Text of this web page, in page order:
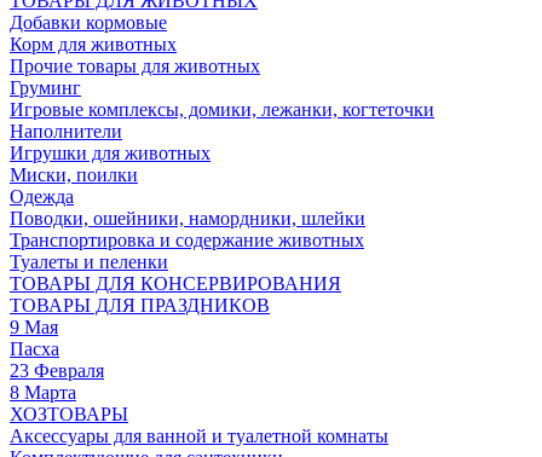
Добавки кормовые
Корм для животных
Прочие товары для животных
Груминг
Игровые комплексы, домики, лежанки, когтеточки
Наполнители
Игрушки для животных
Миски, поилки
Одежда
Поводки, ошейники, намордники, шлейки
Транспортировка и содержание животных
Туалеты и пеленки
ТОВАРЫ ДЛЯ КОНСЕРВИРОВАНИЯ
ТОВАРЫ ДЛЯ ПРАЗДНИКОВ
9 Мая
Пасха
23 Февраля
8 Марта
ХОЗТОВАРЫ
Аксессуары для ванной и туалетной комнаты